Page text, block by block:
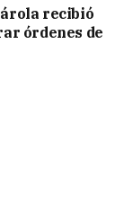
recibió
órdenes de